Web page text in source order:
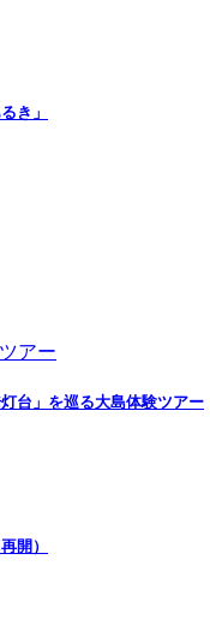
き」
台」を巡る大島体験ツアー
開）